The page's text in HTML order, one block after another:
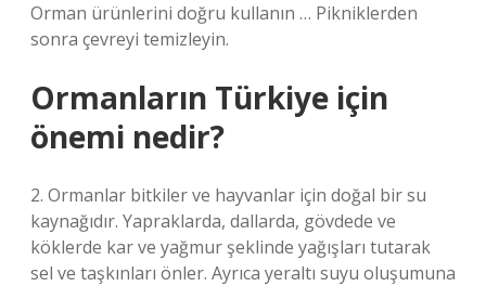
Orman ürünlerini doğru kullanın … Pikniklerden
sonra çevreyi temizleyin.
Ormanların Türkiye için
önemi nedir?
2. Ormanlar bitkiler ve hayvanlar için doğal bir su
kaynağıdır. Yapraklarda, dallarda, gövdede ve
köklerde kar ve yağmur şeklinde yağışları tutarak
sel ve taşkınları önler. Ayrıca yeraltı suyu oluşumuna